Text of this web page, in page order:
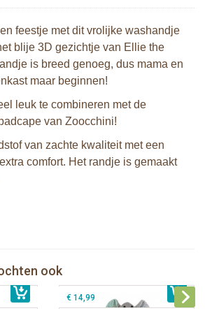
feestje met dit vrolijke washandje
blije 3D gezichtje van Ellie the
is breed genoeg, dus mama en
maar beginnen!
leuk te combineren met de
van Zoocchini!
van zachte kwaliteit met een
comfort. Het randje is gemaakt
ook
the
€ 14,99